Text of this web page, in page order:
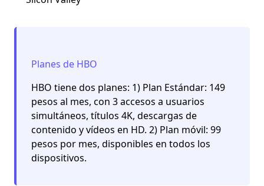
Planes de HBO
HBO tiene dos planes: 1) Plan Estándar: 149
pesos al mes, con 3 accesos a usuarios
simultáneos, títulos 4K, descargas de
contenido y vídeos en HD. 2) Plan móvil: 99
pesos por mes, disponibles en todos los
dispositivos.